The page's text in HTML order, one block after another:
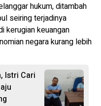
hukum, ditambah
seiring terjadinya
kerugian keuangan
negara kurang lebih
Istri Cari